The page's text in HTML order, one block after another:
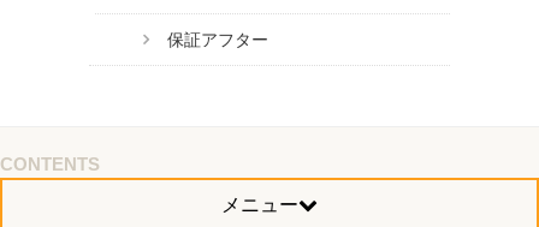
保証アフター
CONTENTS
メニュー